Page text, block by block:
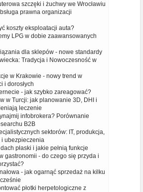
szczęki i żuchwy we Wrocławiu
prawna organizacji
koszty eksploatacji auta?
LPG w dobie zaawansowanych
dla sklepów - nowe standardy
Tradycja i Nowoczesność w
w Krakowie - nowy trend w
i dorosłych
- jak szybko zareagować?
w Turcji: jak planowanie 3D, DHI i
leczenie
infobrokera? Porównanie
B2B
sektorów: IT, produkcja,
ubezpieczenia
płaski i jakie pełnią funkcje
gastronomii - do czego się przyda i
- jak ogarnąć sprzedaż na kilku
płotki herpetologiczne z